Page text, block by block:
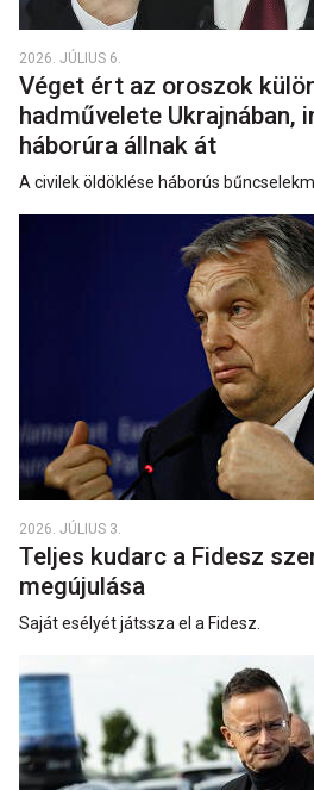
2026. JÚLIUS 6.
Véget ért az oroszok
hadművelete Ukrajnában,
háborúra állnak át
A civilek öldöklése háborús
2026. JÚLIUS 3.
Teljes kudarc a Fidesz
megújulása
Saját esélyét játssza el a Fidesz.